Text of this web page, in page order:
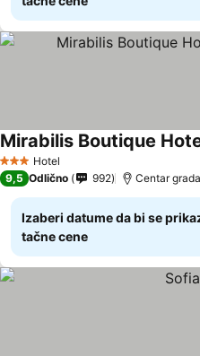
3 Zvezdice
Hotel
Mirabilis Boutique
9,5 Odlično 992 Centar
Izaberi datume da bi se
tačne cene